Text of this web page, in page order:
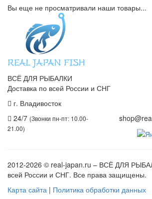
Вы еще не просматривали наши товары...
ВСЁ ДЛЯ РЫБАЛКИ
Доставка по всей России и СНГ
г. Владивосток
24/7 (Звонки пн-пт: 10.00-
21.00)
2012-2026 © real-japan.ru – ВСЁ ДЛЯ
всей России и СНГ. Все права защищены.
Карта сайта | Политика обработки данных